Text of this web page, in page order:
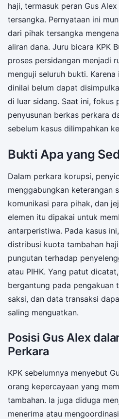
haji, termasuk peran Gus
tersangka. Pernyataan ini
dari pihak tersangka
aliran dana. Juru bicara KPK
proses persidangan menjadi
menguji seluruh bukti. Karena
dinilai belum dapat
di luar sidang. Saat ini, fokus
penyusunan berkas perkara
sebelum kasus dilimpahkan
Bukti Apa yang
Dalam perkara korupsi,
menggabungkan keterangan
komunikasi para pihak, dan
elemen itu dipakai untuk
antarperistiwa. Pada kasus
distribusi kuota tambahan
pungutan terhadap
atau PIHK. Yang patut
bergantung pada pengakuan
saksi, dan data transaksi
saling menguatkan.
Posisi Gus Alex
Perkara
KPK sebelumnya menyebut
orang kepercayaan yang
tambahan. Ia juga diduga
menerima atau